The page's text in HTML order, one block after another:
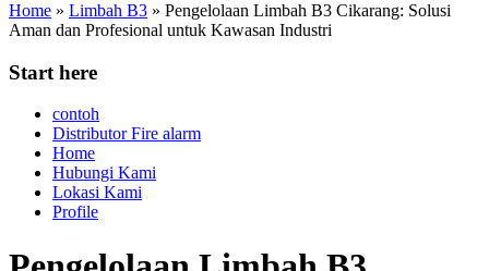
Home » Limbah B3 » Pengelolaan Limbah B3 Cikarang: Solusi
Aman dan Profesional untuk Kawasan Industri
Start here
contoh
Distributor Fire alarm
Home
Hubungi Kami
Lokasi Kami
Profile